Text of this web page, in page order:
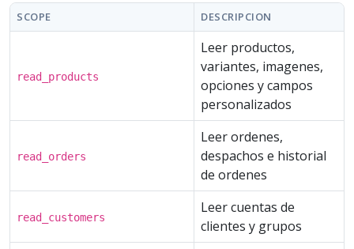
SCOPE DESCRIPCION
read_products
Leer productos,
variantes, imagenes,
opciones y campos
personalizados
read_orders
Leer ordenes,
despachos e historial
de ordenes
read_customers
Leer cuentas de
clientes y grupos